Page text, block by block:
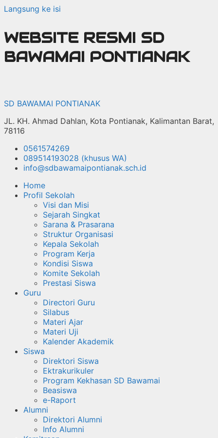
Langsung ke isi
WEBSITE RESMI SD
BAWAMAI PONTIANAK
SD BAWAMAI PONTIANAK
JL. KH. Ahmad Dahlan, Kota Pontianak, Kalimantan Barat,
78116
0561574269
089514193028 (khusus WA)
info@sdbawamaipontianak.sch.id
Home
Profil Sekolah
Visi dan Misi
Sejarah Singkat
Sarana & Prasarana
Struktur Organisasi
Kepala Sekolah
Program Kerja
Kondisi Siswa
Komite Sekolah
Prestasi Siswa
Guru
Directori Guru
Silabus
Materi Ajar
Materi Uji
Kalender Akademik
Siswa
Direktori Siswa
Ektrakurikuler
Program Kekhasan SD Bawamai
Beasiswa
e-Raport
Alumni
Direktori Alumni
Info Alumni